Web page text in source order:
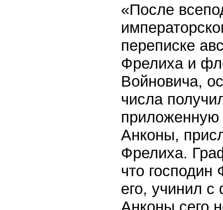
«После
переписке
Фрелиха и
Войновича,
числа
приложенную
Анконы,
Фрелиха.
что
его, учинил